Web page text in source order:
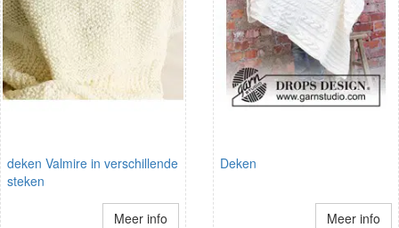
deken Valmire in verschillende
steken
Meer info
Deken
Meer info